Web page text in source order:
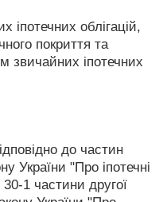
іпотечних облігацій,
покриття та
звичайних іпотечних
до частин
України "Про іпотечні
30-1 частини другої